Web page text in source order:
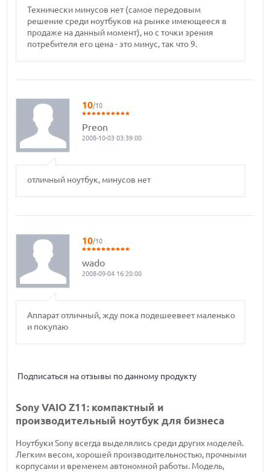
Технически минусов нет (самое передовым
решение среди ноутбуков на рынке имеющееся в
продаже на данный момент), но с точки зрения
потребителя его цена - это минус, так что 9.
10/10
Preon
2008-10-03 03:39:00
отличный ноутбук, минусов нет
10/10
wado
2008-09-04 16:20:00
Аппарат отличный, жду пока подешеевеет маленько
и покупаю
Подписаться на отзывы по данному продукту
Sony VAIO Z11: компактный и
производительный ноутбук для бизнеса
Ноутбуки Sony всегда выделялись среди других моделей.
Легким весом, хорошей производительностью, прочными
корпусами и временем автономной работы. Модель,